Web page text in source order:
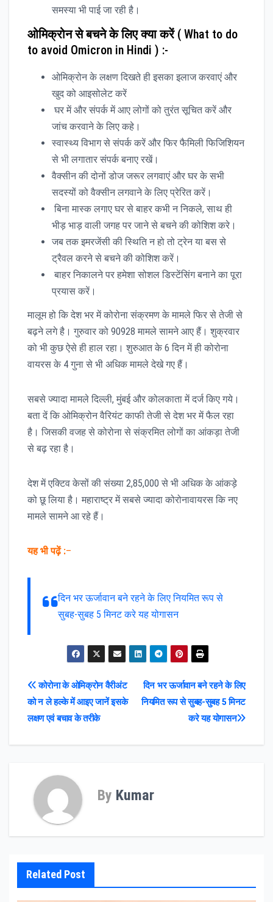
समस्या भी पाई जा रही है।
ओमिक्रोन से बचने के लिए क्या करें( What to do
to avoid Omicron in Hindi ) :-
ओमिक्रोन के लक्षण दिखते ही इसका इलाज करवाएं और
खुद को आइसोलेट करें
घर में और संपर्क में आए लोगों को तुरंत सूचित करें और
जांच करवाने के लिए कहे।
स्वास्थ्य विभाग से संपर्क करें और फिर फैमिली फिजिशियन
से भी लगातार संपर्क बनाए रखें।
वैक्सीन की दोनों डोज जरूर लगवाएं और घर के सभी
सदस्यों को वैक्सीन लगवाने के लिए प्रेरित करें।
बिना मास्क लगाए घर से बाहर कभी न निकले, साथ ही
भीड़ भाड़ वाली जगह पर जाने से बचने की कोशिश करे।
जब तक इमरजेंसी की स्थिति न हो तो ट्रेन या बस से
ट्रैवल करने से बचने की कोशिश करें।
बाहर निकालने पर हमेशा सोशल डिस्टेंसिंग बनाने का पूरा
प्रयास करें।
मालूम हो कि देश भर में कोरोना संक्रमण के मामले फिर से तेजी से
बढ़ने लगे है। गुरुवार को 90928 मामले सामने आए हैं। शुक्रवार
को भी कुछ ऐसे ही हाल रहा। शुरुआत के 6 दिन में ही कोरोना
वायरस के 4 गुना से भी अधिक मामले देखे गए हैं।
सबसे ज्यादा मामले दिल्ली, मुंबई और कोलकाता में दर्ज किए गये।
बता दें कि ओमिक्रोन वैरियंट काफी तेजी से देश भर में फैल रहा
है। जिसकी वजह से कोरोना से संक्रमित लोगों का आंकड़ा तेजी
से बढ़ रहा है।
देश में एक्टिव केसों की संख्या 2,85,000 से भी अधिक के आंकड़े
को छू लिया है। महाराष्ट्र में सबसे ज्यादा कोरोनावायरस कि नए
मामले सामने आ रहे हैं।
यह भी पढ़ें :–
दिन भर ऊर्जावान बने रहने के लिए नियमित रूप से
सुबह-सुबह 5 मिनट करे यह योगासन
Post
navigation
दिन भर ऊर्जावान बने रहने के लिए
नियमित रूप से सुबह-सुबह 5 मिनट
करे यह योगासन
कोरोना के ओमिक्रोन वैरीअंट
को न ले हल्के में आइए जानें इसके
लक्षण एवं बचाव के तरीके
By Kumar
Related Post